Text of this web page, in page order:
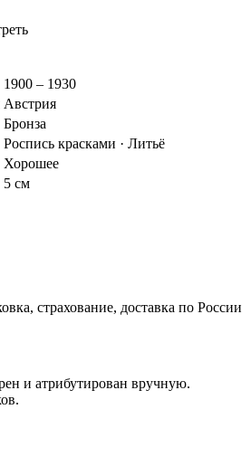
1900 – 1930
Австрия
Бронза
Роспись красками · Литьё
Хорошее
5 см
страхование, доставка по России
и атрибутирован вручную.